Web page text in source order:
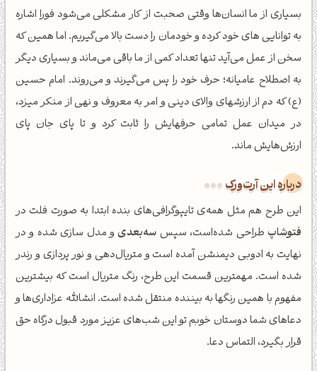
بسیاری از ما انسان‌ها وقتی صحبت از کار مشکلی می‌شود فورا اشاره
به توانایی های خود کرده و خودمان را دست بالا می‌گیریم. اما همین که
سخن از عمل می‌آید تنها تعداد کمی از ما باقی می‌ماند و بسیاری دیگر
به اصطلاح عامیانه؛ حرف خود را پس می‌گیرند و می‌روند. امام حسین
(ع) که دم از ارزشهای والای دینی و امر به معروف و نهی از منکر میزد،
در میدان عمل تمامی حرفهایش را ثابت کرد و تا پای جان پای
ارزش‌هایش ماند.
درباره این آرت‌ورک
این طرح هم مثل همه‌ی تایپوگرافی‌های بنده ابتدا به صورت فلت در
فتوشاپ طراحی شده‌است، سپس سه‌بعدیو مدل سازی شده و در
نهایت به ادوبی دیمنشن آمده است و متریال‌دهی و نور پردازی و رندر
شده است. مهمترین قسمت این طرح، رنگ متریال است که بیشترین
مفهوم با همین رنگها به بیننده منتقل شده است. انشالله عزاداری‌ها و
دعاهای شما دوستان خوبم تو این شب‌های عزیز مورد قبول درگاه حق
قرار بگیرد، التماس دعا.